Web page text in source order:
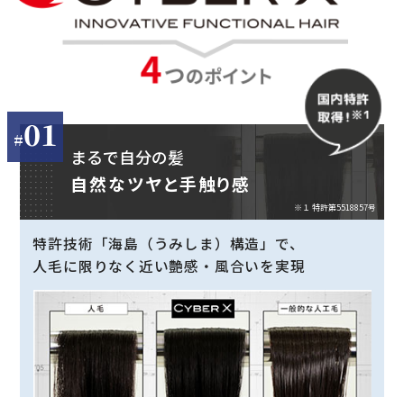
01
まるで自分の髪
自然なツヤと手触り感
※１ 特許第5518857号
特許技術「海島（うみしま）構造」で、
人毛に限りなく近い艶感・風合いを実現